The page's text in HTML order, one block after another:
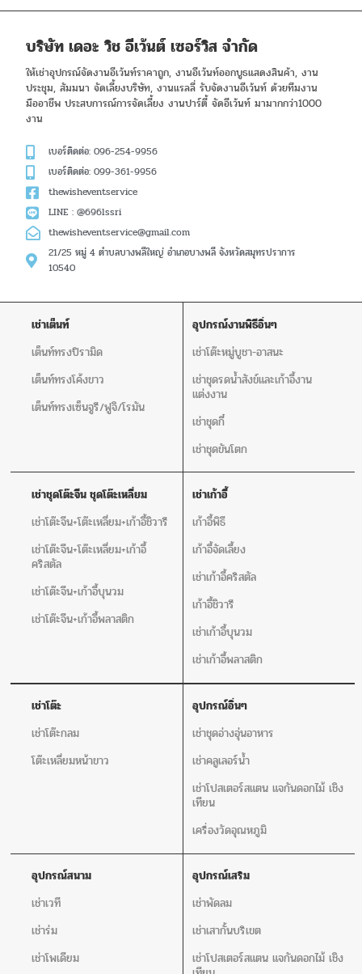
บริษัท เดอะ วิช อีเว้นต์ เซอร์วิส จำกัด
ให้เช่าอุปกรณ์จัดงานอีเว้นท์ราคาถูก, งานอีเว้นท์ออกบูธแสดงสินค้า, งาน
ประชุม, สัมมนา จัดเลี้ยงบริษัท, งานแรลลี่ รับจัดงานอีเว้นท์ ด้วยทีมงาน
มืออาชีพ ประสบการณ์การจัดเลี้ยง งานปาร์ตี้ จัดอีเว้นท์ มามากกว่า1000
งาน
เบอร์ติดต่อ: 096-254-9956
เบอร์ติดต่อ: 099-361-9956
thewisheventservice
LINE : @696lssri
thewisheventservice@gmail.com
21/25 หมู่ 4 ตำบลบางพลีใหญ่ อำเภอบางพลี จังหวัดสมุทรปราการ
10540
เช่าเต็นท์
เต็นท์ทรงปิรามิด
เต็นท์ทรงโค้งขาว
เต็นท์ทรงเซ็นจูรี/ฟูจิ/โรมัน
อุปกรณ์งานพิธีอิ่นๆ
เช่าโต๊ะหมู่บูชา-อาสนะ
เช่าชุดรดน้ำสังข์และเก้าอี้งาน
แต่งงาน
เช่าชุดกี๋
เช่าชุดขันโตก
เช่าชุดโต๊ะจีน ชุดโต๊ะเหลี่ยม
เช่าโต๊ะจีน+โต๊ะเหลี่ยม+เก้าอี้ชิวารี
เช่าโต๊ะจีน+โต๊ะเหลี่ยม+เก้าอี้
คริสตัล
เช่าโต๊ะจีน+เก้าอี้บุนวม
เช่าโต๊ะจีน+เก้าอี้พลาสติก
เช่าเก้าอี้
เก้าอี้พิธี
เก้าอี้จัดเลี้ยง
เช่าเก้าอี้คริสตัล
เก้าอี้ชิวารี
เช่าเก้าอี้บุนวม
เช่าเก้าอี้พลาสติก
เช่าโต๊ะ
เช่าโต๊ะกลม
โต๊ะเหลี่ยมหน้าขาว
อุปกรณ์อิ่นๆ
เช่าชุดอ่างอุ่นอาหาร
เช่าคลูเลอร์น้ำ
เช่าโปสเตอร์สแตน แจกันดอกไม้ เชิง
เทียน
เครื่องวัดอุณหภูมิ
อุปกรณ์สนาม
เช่าเวที
เช่าร่ม
เช่าโพเดียม
อุปกรณ์เสริม
เช่าพัดลม
เช่าเสากั้นบริเขต
เช่าโปสเตอร์สแตน แจกันดอกไม้ เชิง